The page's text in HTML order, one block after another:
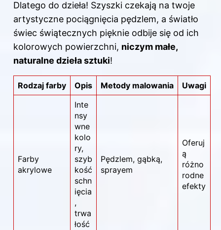
Dlatego do dzieła! Szyszki czekają na twoje
artystyczne pociągnięcia pędzlem, a światło
świec świątecznych pięknie odbije się od ich
kolorowych powierzchni, niczym małe,
naturalne dzieła sztuki!
Rodzaj farby Opis Metody malowania Uwagi
Farby
akrylowe
Inte
nsy
wne
kolo
ry,
szyb
kość
schn
ięcia
,
trwa
łość
Pędzlem, gąbką,
sprayem
Oferuj
ą
różno
rodne
efekty